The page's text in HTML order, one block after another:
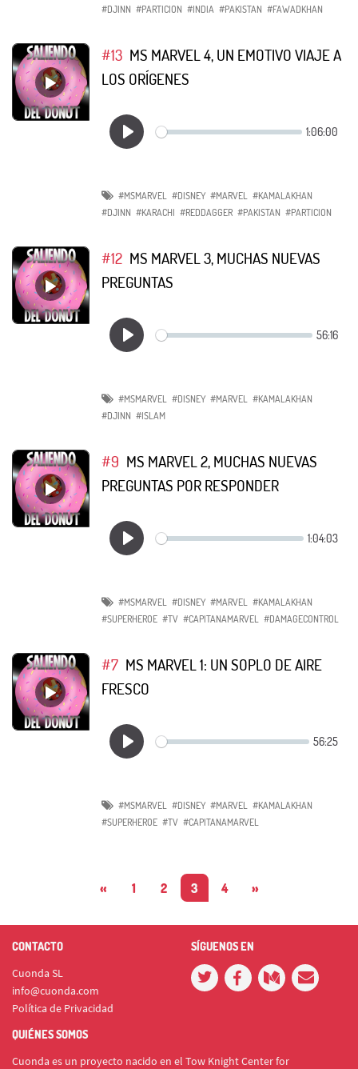
#DJINN #PARTICION #INDIA #PAKISTAN #FAWADKHAN
#13 MS MARVEL 4, UN EMOTIVO VIAJE A
LOS ORÍGENES
#MSMARVEL #DISNEY #MARVEL #KAMALAKHAN
#DJINN #KARACHI #REDDAGGER #PAKISTAN #PARTICION
#12 MS MARVEL 3, MUCHAS NUEVAS
PREGUNTAS
#MSMARVEL #DISNEY #MARVEL
#KAMALAKHAN
#DJINN #ISLAM
#9 MS MARVEL 2, MUCHAS NUEVAS
PREGUNTAS POR RESPONDER
#MSMARVEL #DISNEY #MARVEL
#KAMALAKHAN
#SUPERHEROE #TV #CAPITANAMARVEL #DAMAGECONTROL
#7 MS MARVEL 1: UN SOPLO DE AIRE
FRESCO
#MSMARVEL #DISNEY #MARVEL
#KAMALAKHAN
#SUPERHEROE #TV #CAPITANAMARVEL
« 1 2 3 4 »
CONTACTO
Cuonda SL
info@cuonda.com
Política de Privacidad
SÍGUENOS EN
QUIÉNES SOMOS
Cuonda es un proyecto nacido en el Tow Knight Center for